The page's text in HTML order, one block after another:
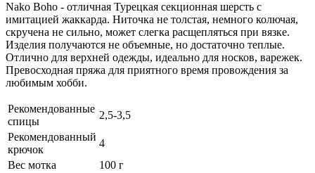
Nako Boho - отличная Турецкая секционная шерсть с
имитацией жаккарда. Ниточка не толстая, немного колючая,
скручена не сильно, может слегка расщепляться при вязке.
Изделия получаются не объемные, но достаточно теплые.
Отлично для верхней одежды, идеально для носков, варежек.
Превосходная пряжа для приятного время провождения за
любимым хобби.
Рекомендованные
спицы
2,5-3,5
Рекомендованный
крючок
4
Вес мотка
100 г